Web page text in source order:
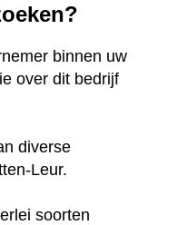
binnen uw
over dit bedrijf
diverse
Leur.
soorten